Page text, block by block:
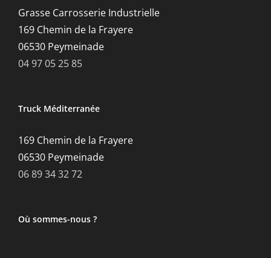
Grasse Carrosserie Industrielle
169 Chemin de la Frayere
06530 Peymeinade
04 97 05 25 85
Truck Méditerranée
169 Chemin de la Frayere
06530 Peymeinade
06 89 34 32 72
Où sommes-nous ?